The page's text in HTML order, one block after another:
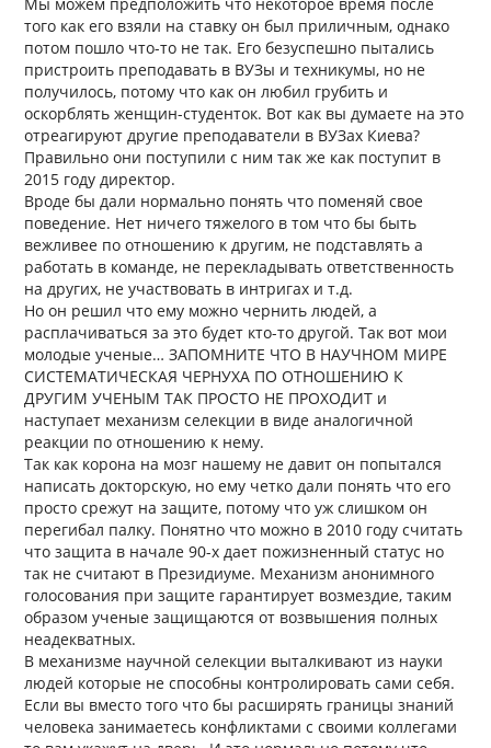
того как его взяли на ставку он был приличным, однако
потом пошло что-то не так. Его безуспешно пытались
пристроить преподавать в ВУЗы и техникумы, но не
получилось, потому что как он любил грубить и
оскорблять женщин-студенток. Вот как вы думаете на это
отреагируют другие преподаватели в ВУЗах Киева?
Правильно они поступили с ним так же как поступит в
2015 году директор.
Вроде бы дали нормально понять что поменяй свое
поведение. Нет ничего тяжелого в том что бы быть
вежливее по отношению к другим, не подставлять а
работать в команде, не перекладывать ответственность
на других, не участвовать в интригах и т.д.
Но он решил что ему можно чернить людей, а
расплачиваться за это будет кто-то другой. Так вот мои
молодые ученые… ЗАПОМНИТЕ ЧТО В НАУЧНОМ МИРЕ
СИСТЕМАТИЧЕСКАЯ ЧЕРНУХА ПО ОТНОШЕНИЮ К
ДРУГИМ УЧЕНЫМ ТАК ПРОСТО НЕ ПРОХОДИТ и
наступает механизм селекции в виде аналогичной
реакции по отношению к нему.
Так как корона на мозг нашему не давит он попытался
написать докторскую, но ему четко дали понять что его
просто срежут на защите, потому что уж слишком он
перегибал палку. Понятно что можно в 2010 году считать
что защита в начале 90-х дает пожизненный статус но
так не считают в Президиуме. Механизм анонимного
голосования при защите гарантирует возмездие, таким
образом ученые защищаются от возвышения полных
неадекватных.
В механизме научной селекции выталкивают из науки
людей которые не способны контролировать сами себя.
Если вы вместо того что бы расширять границы знаний
человека занимаетесь конфликтами с своими коллегами